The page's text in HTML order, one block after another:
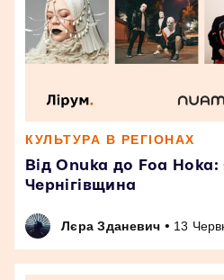
КУЛЬТУРА В РЕГІОНАХ
Від Onuka до Foa Hoka:
Чернігівщина
Лєра Зданевич • 13